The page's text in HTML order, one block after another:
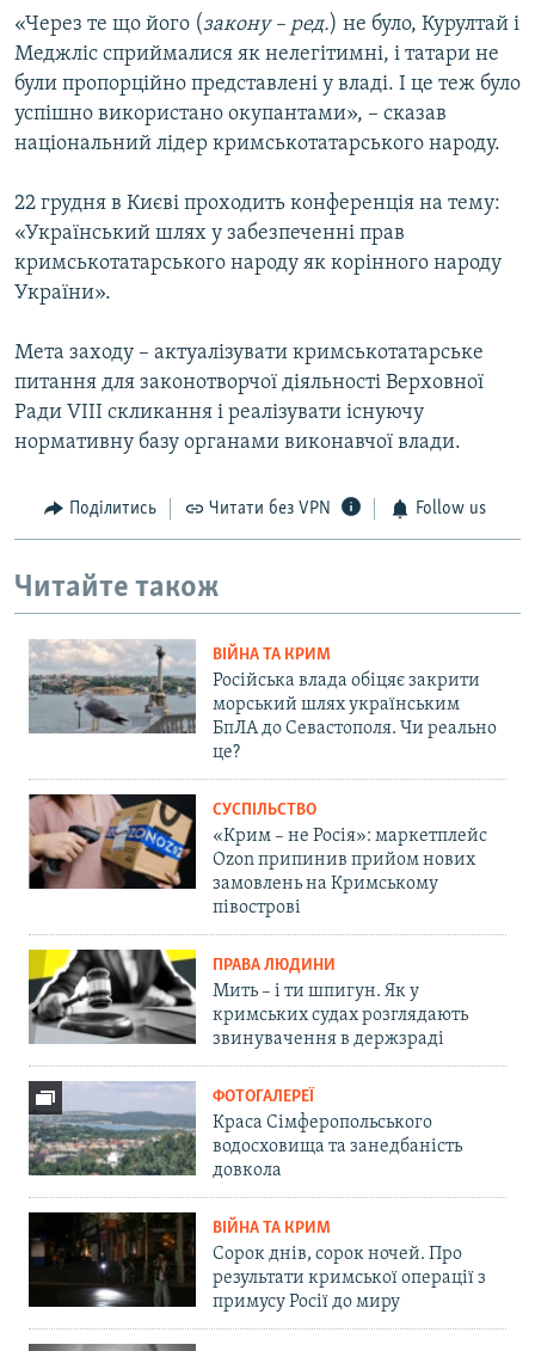
«Через те що його (закону – ред.) не було, Курултай і
Меджліс сприймалися як нелегітимні, і татари не
були пропорційно представлені у владі. І це теж було
успішно використано окупантами», – сказав
національний лідер кримськотатарського народу.
22 грудня в Києві проходить конференція на тему:
«Український шлях у забезпеченні прав
кримськотатарського народу як корінного народу
України».
Мета заходу – актуалізувати кримськотатарське
питання для законотворчої діяльності Верховної
Ради VIII скликання і реалізувати існуючу
нормативну базу органами виконавчої влади.
Поділитись Читати без VPN Follow us
Читайте також
ВІЙНА ТА КРИМ
Російська влада обіцяє закрити
морський шлях українським
БпЛА до Севастополя. Чи реально
це?
СУСПІЛЬСТВО
«Крим – не Росія»: маркетплейс
Ozon припинив прийом нових
замовлень на Кримському
півострові
ПРАВА ЛЮДИНИ
Мить – і ти шпигун. Як у
кримських судах розглядають
звинувачення в держзраді
ФОТОГАЛЕРЕЇ
Краса Сімферопольського
водосховища та занедбаність
довкола
ВІЙНА ТА КРИМ
Сорок днів, сорок ночей. Про
результати кримської операції з
примусу Росії до миру